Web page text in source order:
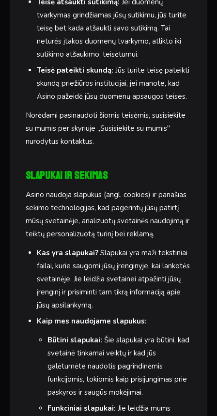
tvarkymas grindžiamas jūsų sutikimu, jūs turite
teisę bet kada atšaukti savo sutikimą. Tai
neturės įtakos duomenų tvarkymo, atlikto iki
sutikimo atšaukimo, teisėtumui.
Teisė pateikti skundą: Jūs turite teisę pateikti
skundą priežiūros institucijai, jei manote, kad
Asino pažeidė jūsų duomenų apsaugos teises.
Norėdami pasinaudoti šiomis teisėmis, susisiekite
su mumis per skyriuje „Susisiekite su mumis"
nurodytus kontaktus.
Slapukai ir sekimas
Asino naudoja slapukus (angl. cookies) ir panašias
sekimo technologijas, kad pagerintų jūsų patirtį
mūsų svetainėje, analizuotų svetainės naudojimą ir
teiktų personalizuotą turinį bei reklamą.
Kas yra slapukai?Slapukai yra maži tekstiniai
failai, kurie saugomi jūsų įrenginyje, kai lankotės
svetainėje. Jie leidžia svetainei atpažinti jūsų
įrenginį ir prisiminti tam tikrą informaciją apie
jūsų apsilankymą.
Kaip mes naudojame slapukus:
Būtini slapukai: Šie slapukai yra būtini, kad
svetainė tinkamai veiktų ir kad jūs
galėtumėte naudotis pagrindinėmis
funkcijomis, tokiomis kaip prisijungimas prie
paskyros ir saugūs mokėjimai.
Funkciniai slapukai: Jie leidžia mums